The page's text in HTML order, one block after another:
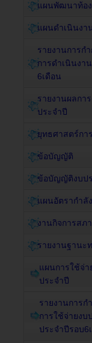
แผนพัฒนาท้อ
แผนดำเนินงา
รายงานการก
การดำเนินงา
6เดือน
รายงานผลกา
ประจำปี
ยุทธศาสตร์ก
ข้อบัญญัติ
ข้อบัญญัติงบป
แผนอัตรากำลัง
งานกิจการสภา
รายงานฐานะ
แผนการใช้จ่
ประจำปี
รายงานการก
การใช้จ่ายง
ประจำปีรอบ6